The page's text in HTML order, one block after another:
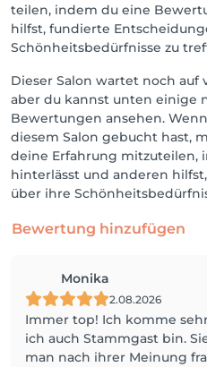
teilen, indem du eine
hilfst, fundierte
Schönheitsbedürfnisse zu
Dieser Salon wartet noch
aber du kannst unten einige
Bewertungen ansehen.
diesem Salon gebucht hast,
deine Erfahrung mitzuteilen,
hinterlässt und anderen
über ihre
Bewertung hinzufügen
Monika
2.08.2026
Immer top! Ich komme
ich auch Stammgast bin.
man nach ihrer Meinung